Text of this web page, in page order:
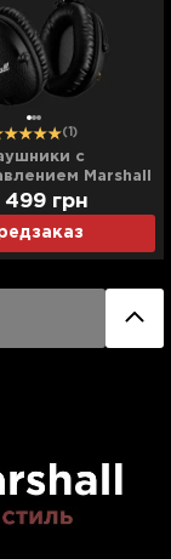
(1)
с
Marshall
II A.N.C.
499 грн